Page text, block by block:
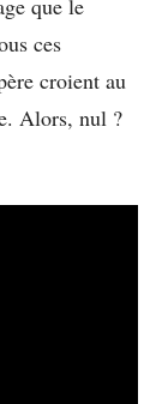
que le
ces
croient au
Alors, nul ?